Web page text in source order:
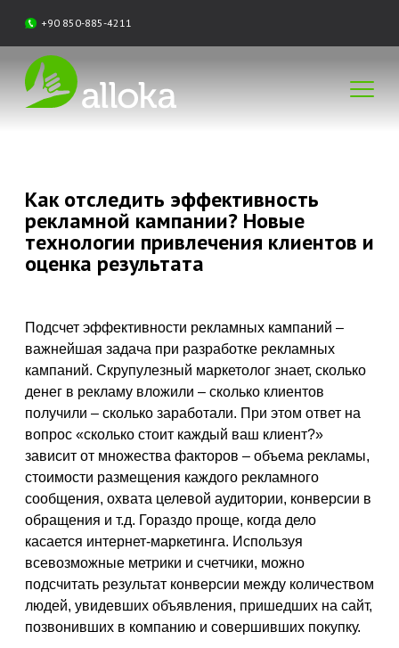
Как отследить эффективность
рекламной кампании? Новые
технологии привлечения клиентов и
оценка результата
Подсчет эффективности рекламных кампаний –
важнейшая задача при разработке рекламных
кампаний. Скрупулезный маркетолог знает, сколько
денег в рекламу вложили – сколько клиентов
получили – сколько заработали. При этом ответ на
вопрос «сколько стоит каждый ваш клиент?»
зависит от множества факторов – объема рекламы,
стоимости размещения каждого рекламного
сообщения, охвата целевой аудитории, конверсии в
обращения и т.д. Гораздо проще, когда дело
касается интернет-маркетинга. Используя
всевозможные метрики и счетчики, можно
подсчитать результат конверсии между количеством
людей, увидевших объявления, пришедших на сайт,
позвонивших в компанию и совершивших покупку.
+90 850-885-4211